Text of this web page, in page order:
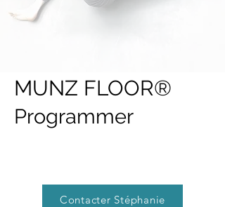
MUNZ FLOOR®
Programmer
Contacter Stéphanie